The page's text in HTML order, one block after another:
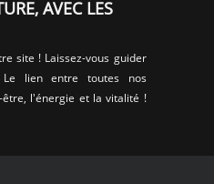
AVEC LES
site ! Laissez-vous guider
lien entre toutes nos
être, l'énergie et la vitalité !